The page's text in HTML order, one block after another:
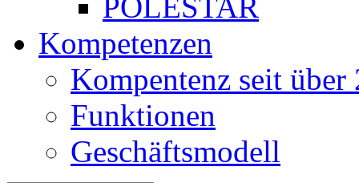
POLESTAR
Kompetenzen
Kompentenz seit über
Funktionen
Geschäftsmodell